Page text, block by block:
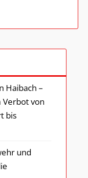
Haibach –
von
bis
und